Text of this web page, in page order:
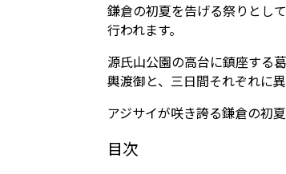
鎌倉の初夏を告げる祭りとし
行われます。
源氏山公園の高台に鎮座する
輿渡御と、三日間それぞれに
アジサイが咲き誇る鎌倉の初
目次